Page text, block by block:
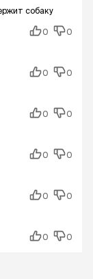
собаку
0
0
0
0
0
0
0
0
0
0
0
0